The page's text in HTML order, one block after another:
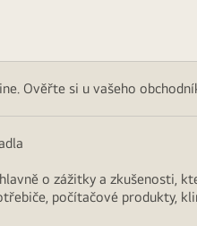
Ověřte si u vašeho
o zážitky a
počítačové